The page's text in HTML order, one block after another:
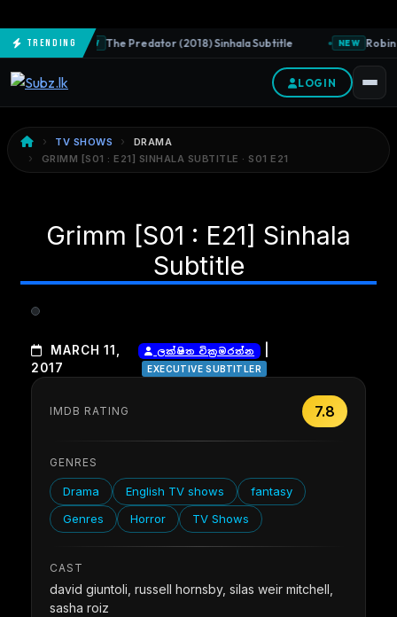
TrendingNEW The Predator (2018) Sinhala Subtitle NEW
LOGIN
TV SHOWS
DRAMA
GRIMM [S01 : E21] SINHALA SUBTITLE · S01 E21
Grimm [S01 : E21] Sinhala
Subtitle
MARCH 11,
2017
ලක්ෂිත වික්‍රමරත්න |
EXECUTIVE SUBTITLER
IMDB RATING 7.8
GENRES
Drama English TV shows
fantasy
Genres
Horror TV Shows
CAST
david giuntoli, russell hornsby, silas weir mitchell,
sasha roiz